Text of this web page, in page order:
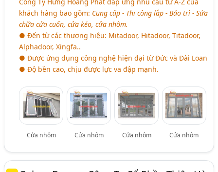
khách hàng bao gồm: Cung cấp - Thi công lắp - Bảo trì - Sửa
chữa cửa cuốn, cửa kéo, cửa nhôm.
● Đến từ các thương hiệu: Mitadoor, Hitadoor, Titadoor,
Alphadoor, Xingfa..
● Được ứng dụng công nghệ hiện đại từ Đức và Đài Loan
● Độ bền cao, chịu được lực va đập mạnh.
Cửa nhôm Cửa nhôm Cửa nhôm Cửa nhôm